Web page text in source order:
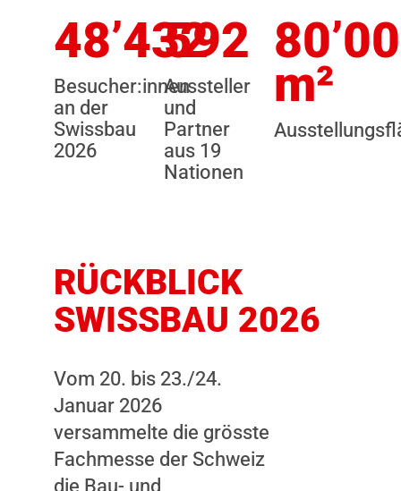
48’432
Besucher:innen
an der
Swissbau
2026
592
Aussteller
und
Partner
aus 19
Nationen
m²
RÜCKBLICK
SWISSBAU 2026
Vom 20. bis 23./24.
Januar 2026
versammelte die grösste
Fachmesse der Schweiz
die Bau- und
Dieser Inhalt
wird nicht